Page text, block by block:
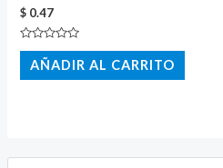
B
$ 0.47
Valorado
con
de
AÑADIR AL CARRITO